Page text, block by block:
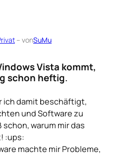
– vonSuMu
Vista kommt,
schon heftig.
ich damit beschäftigt,
und Software zu
warum mir das
:ups:
machte mir Probleme,